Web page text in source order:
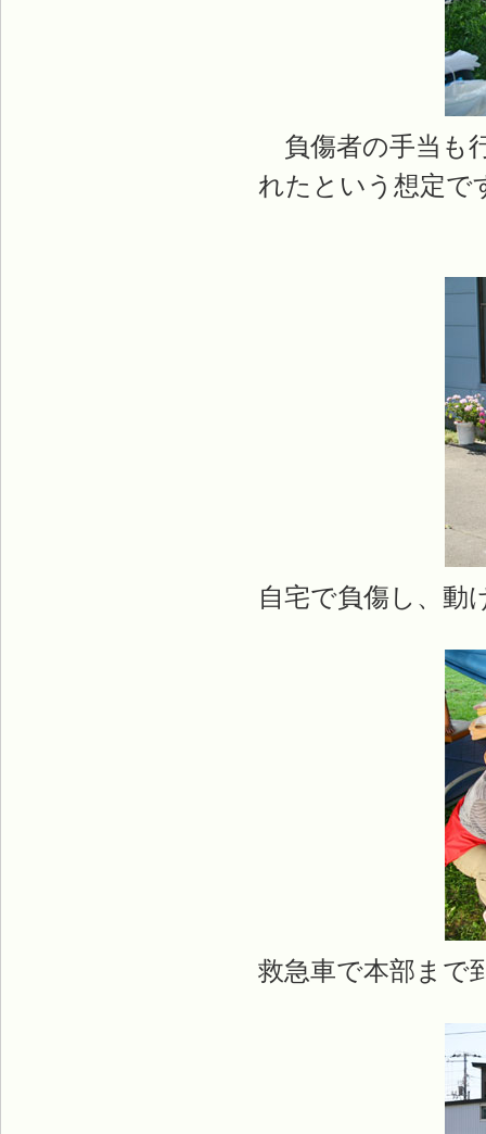
負傷者の手当も
れたという想定で
自宅で負傷し、動
救急車で本部まで